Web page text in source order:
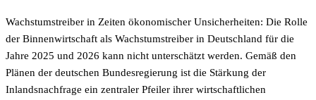
Wachstumstreiber in Zeiten ökonomischer Unsicherheiten: Die Rolle
der Binnenwirtschaft als Wachstumstreiber in Deutschland für die
Jahre 2025 und 2026 kann nicht unterschätzt werden. Gemäß den
Plänen der deutschen Bundesregierung ist die Stärkung der
Inlandsnachfrage ein zentraler Pfeiler ihrer wirtschaftlichen